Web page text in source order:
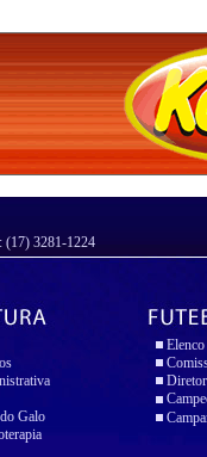
(17) 3281-1224
Galo
Elenco